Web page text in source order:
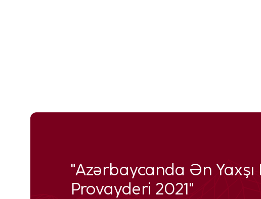
"Azərbaycanda Ən Yaxşı
Provayderi 2021"